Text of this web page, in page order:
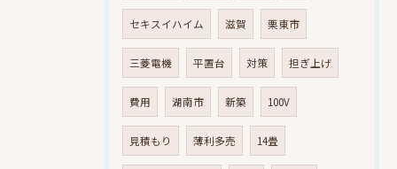
セキスイハイム 滋賀 栗東市
三菱電機 平置台 対策 担ぎ上げ
費用 湖南市 新築 100V
見積もり 薄利多売 14畳